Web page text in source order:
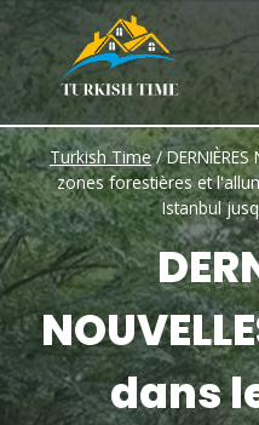
Skip
content
Turkish Time/
zones forestières et
Istanbul
dans